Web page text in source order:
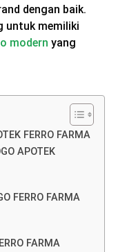
dengan baik.
untuk memiliki
modern yang
FERRO FARMA
APOTEK
FERRO FARMA
FARMA